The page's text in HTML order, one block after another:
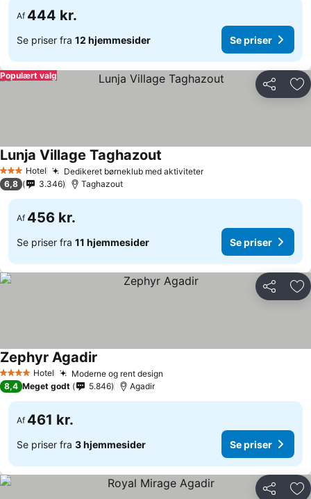
Af 444 kr.
Se priser fra 12 hjemmesider Se priser
Del
Populært valg
3 StjernerHotel Dedikeret børneklub med aktiviteter
Lunja Village Taghazout
6,8 3.346 Taghazout
Af 456 kr.
Se priser fra 11 hjemmesider Se priser
Del
4 StjernerHotel Moderne og rent design
Zephyr Agadir
8,4 Meget godt 5.846 Agadir
Af 461 kr.
Se priser fra 3 hjemmesider Se priser
Del